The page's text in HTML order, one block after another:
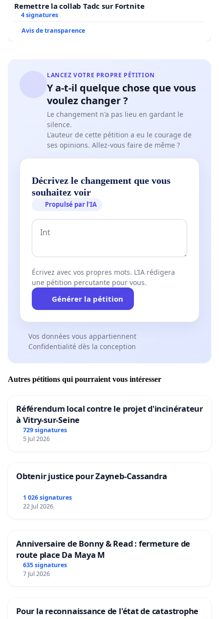
Remettre la collab Tadc sur Fortnite
4 signatures
Avis de transparence
LANCEZ VOTRE PROPRE PÉTITION
Y a-t-il quelque chose que vous
voulez changer ?
Le changement n'a pas lieu en gardant le
silence.
L'auteur de cette pétition a eu le courage de
ses opinions. Allez-vous faire de même ?
Décrivez le changement que vous
souhaitez voir
Propulsé par l’IA
Écrivez avec vos propres mots. L’IA rédigera
une pétition percutante pour vous.
Générer la pétition
Vos données vous appartiennent
Confidentialité dès la conception
Autres pétitions qui pourraient vous intéresser
Référendum local contre le projet d'incinérateur
à Vitry-sur-Seine
729 signatures
5 Jul 2026
Obtenir justice pour Zayneb-Cassandra
1 026 signatures
22 Jul 2026
Anniversaire de Bonny & Read : fermeture de
route place Da Maya M
635 signatures
7 Jul 2026
Pour la reconnaissance de l'état de catastrophe